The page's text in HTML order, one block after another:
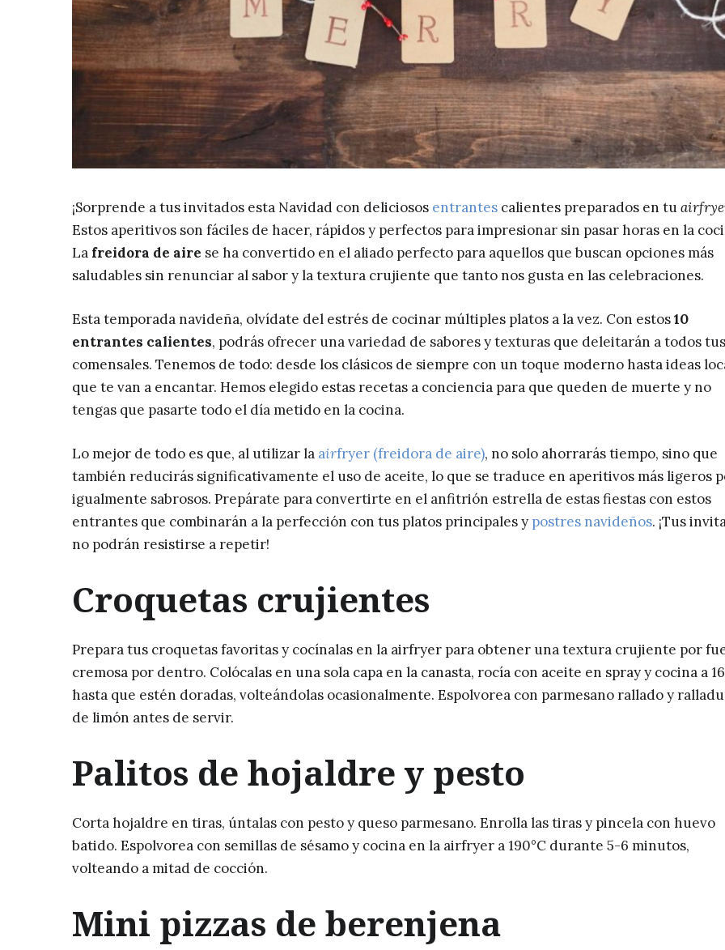
¡Sorprende a tus invitados esta Navidad con deliciosos entrantes calientes preparados en tu
Estos aperitivos son fáciles de hacer, rápidos y perfectos para impresionar sin pasar horas en la
La freidora de aire se ha convertido en el aliado perfecto para aquellos que buscan opciones más
saludables sin renunciar al sabor y la textura crujiente que tanto nos gusta en las celebraciones.
Esta temporada navideña, olvídate del estrés de cocinar múltiples platos a la vez. Con estos10
entrantes calientes, podrás ofrecer una variedad de sabores y texturas que deleitarán a todos tus
comensales. Tenemos de todo: desde los clásicos de siempre con un toque moderno hasta ideas
que te van a encantar. Hemos elegido estas recetas a conciencia para que queden de muerte y no
tengas que pasarte todo el día metido en la cocina.
Lo mejor de todo es que, al utilizar la airfryer (freidora de aire), no solo ahorrarás tiempo, sino que
también reducirás significativamente el uso de aceite, lo que se traduce en aperitivos más ligeros
igualmente sabrosos. Prepárate para convertirte en el anfitrión estrella de estas fiestas con estos
entrantes que combinarán a la perfección con tus platos principales y postres navideños. ¡Tus
no podrán resistirse a repetir!
Croquetas crujientes
Prepara tus croquetas favoritas y cocínalas en la airfryer para obtener una textura crujiente por
cremosa por dentro. Colócalas en una sola capa en la canasta, rocía con aceite en spray y cocina a
hasta que estén doradas, volteándolas ocasionalmente. Espolvorea con parmesano rallado y
de limón antes de servir.
Palitos de hojaldre y pesto
Corta hojaldre en tiras, úntalas con pesto y queso parmesano. Enrolla las tiras y pincela con huevo
batido. Espolvorea con semillas de sésamo y cocina en la airfryer a 190°C durante 5-6 minutos,
volteando a mitad de cocción.
Mini pizzas de berenjena